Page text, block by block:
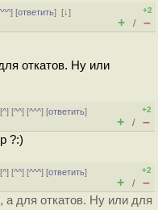
] [ответить][↓]
+2
+ / –
откатов. Ну или
^] [^^] [^^^] [ответить]
+2
+ / –
?:)
^] [^^] [^^^] [ответить]
+2
+ / –
а для откатов. Ну или для